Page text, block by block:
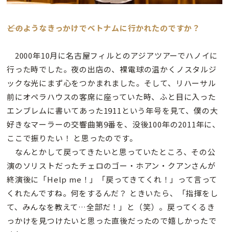
――どのようなきっかけでベトナムに行かれたのですか？
2000年10月に名古屋フィルとのアジアツアーでハノイに
行った時でした。夜の出店の、裸電球の温かくノスタルジ
ックな光にまず心をつかまれました。そして、リハーサル
前にオペラハウスの客席に座っていた時、ふと目に入った
エンブレムに書いてあった1911という年号を見て、僕の大
好きなマーラーの交響曲第9番を、没後100年の2011年に、
ここで振りたい！ と思ったのです。
なんとかして戻ってきたいと思っていたところ、その公
演のソリストだったチェロのゴー・ホアン・クアンさんが
終演後に「Help me！」「戻ってきてくれ！」って言って
くれたんですね。何をするんだ？ ときいたら、「指揮をし
て、みんなを教えて…全部だ！」と（笑）。戻ってくるき
っかけを見つけたいと思った直後だったので嬉しかったで